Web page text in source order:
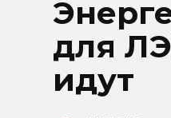
для
идут